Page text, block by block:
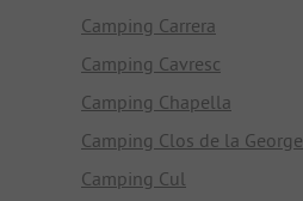
Camping Carrera
Camping Cavresc
Camping Chapella
Camping Clos de la George
Camping Cul